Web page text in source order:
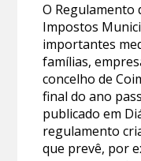
O Regulamento
Impostos
importantes
famílias,
concelho de
final do ano
publicado em
regulamento
que prevê, por